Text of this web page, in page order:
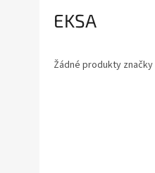
EKSA
Žádné produkty značky